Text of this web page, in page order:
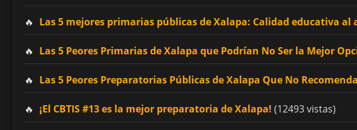
Las 5 mejores primarias públicas de Xalapa: Calidad educativa al
Las 5 Peores Primarias de Xalapa que Podrían No Ser la Mejor
Las 5 Peores Preparatorias Públicas de Xalapa Que No
¡El CBTIS #13 es la mejor preparatoria de Xalapa! (12493 vistas)